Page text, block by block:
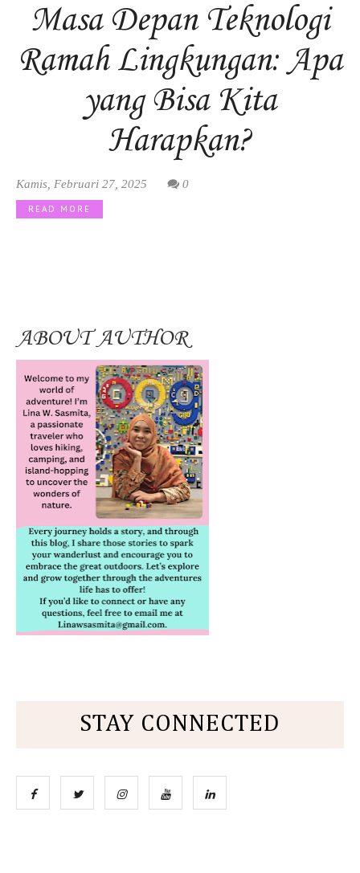
Masa Depan Teknologi
Ramah Lingkungan: Apa
yang Bisa Kita
Harapkan?
Kamis, Februari 27, 2025 0
READ MORE
ABOUT AUTHOR
STAY CONNECTED